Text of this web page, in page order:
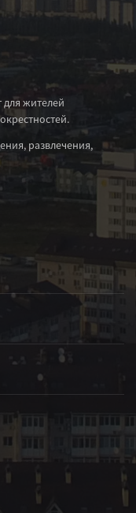
жителей
развлечения,